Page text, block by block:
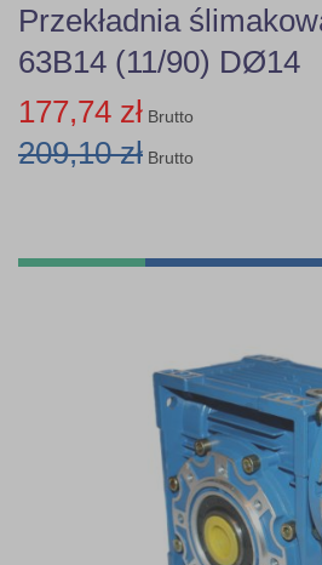
Przekładnia
63B14 (11/90) DØ14
177,74 zł Brutto
209,10 zł Brutto